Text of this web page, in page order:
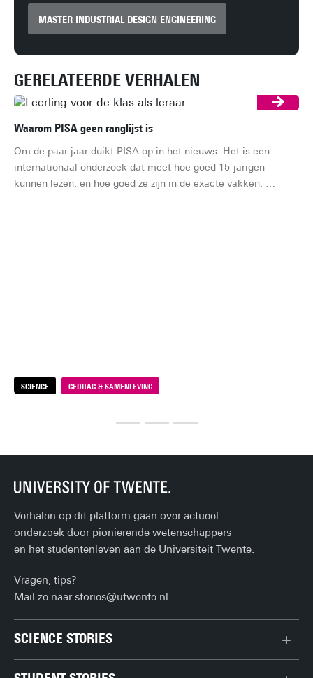
MASTER INDUSTRIAL DESIGN ENGINEERING
GERELATEERDE VERHALEN
SCIENCE GEDRAG & SAMENLEVING
Waarom PISA geen ranglijst is
Om de paar jaar duikt PISA op in het nieuws. Het is een
internationaal onderzoek dat meet hoe goed 15-jarigen
kunnen lezen, en hoe goed ze zijn in de exacte vakken.
Verhalen op dit platform gaan over actueel
onderzoek door pionierende wetenschappers
en het studentenleven aan de Universiteit Twente.
Vragen, tips?
Mail ze naarstories@utwente.nl
SCIENCE STORIES